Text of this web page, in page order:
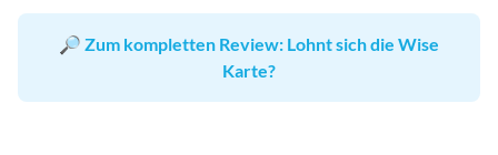
🔎 Zum kompletten Review: Lohnt sich die Wise
Karte?